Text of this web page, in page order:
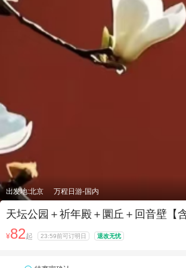
出发地:北京 万程日游-国内
天坛公园＋祈年殿＋圜丘＋回音壁【
¥82起 23:59前可订明日 退改无忧